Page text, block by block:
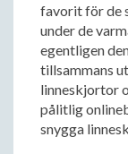
favorit för de
under de
egentligen
tillsammans
linneskjortor
pålitlig
snygga